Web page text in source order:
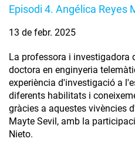
Episodi 4. Angélica Reyes
13 de febr. 2025
La professora i investigadora
doctora en enginyeria
experiència d'investigació a
diferents habilitats i
gràcies a aquestes vivències
Mayte Sevil, amb la
Nieto.